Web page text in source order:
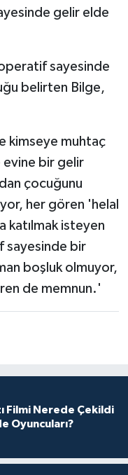
gelir elde
sayesinde
belirten Bilge,
kimseye muhtaç
evine bir gelir
çocuğunu
her gören 'helal
katılmak isteyen
sayesinde bir
boşluk olmuyor,
de memnun.'
Filmi Nerede Çekildi
Oyuncuları?